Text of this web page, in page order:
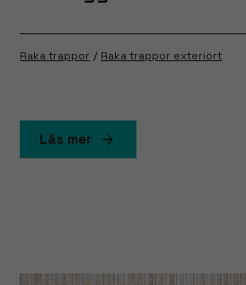
Raka trappor Raka trappor exteriört
Läs mer